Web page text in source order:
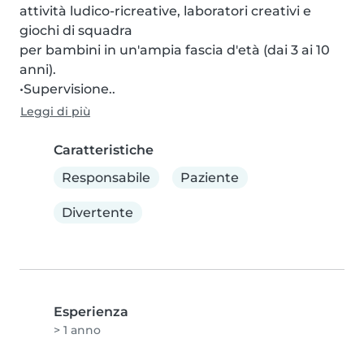
attività ludico-ricreative, laboratori creativi e
giochi di squadra
per bambini in un'ampia fascia d'età (dai 3 ai 10
anni).
•Supervisione..
Leggi di più
Caratteristiche
Responsabile
Paziente
Divertente
Esperienza
> 1 anno